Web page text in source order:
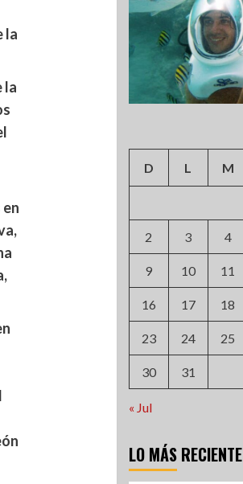
la
la
D L M
2 3 4
9 10 11
16 17 18
23 24 25
30 31
« Jul
LO MÁS RECIENTE